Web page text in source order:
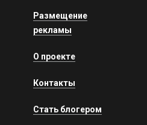
Размещение
рекламы
О проекте
Контакты
Стать блогером